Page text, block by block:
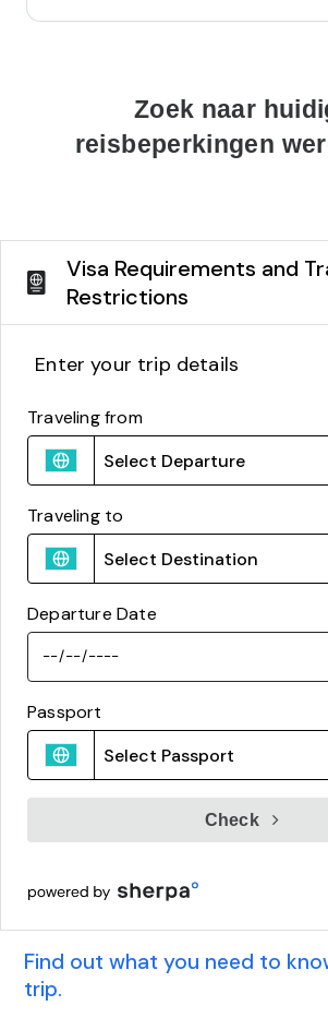
Zoek naar
reisbeperkingen